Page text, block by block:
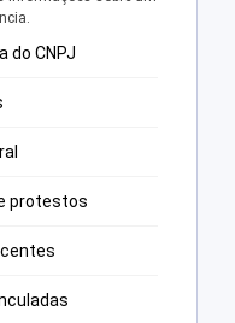
do CNPJ
protestos